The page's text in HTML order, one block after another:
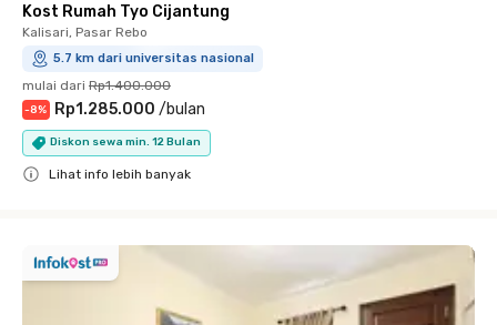
Kost Rumah Tyo Cijantung
Kalisari, Pasar Rebo
5.7 km dari universitas nasional
mulai dari Rp1.400.000
-8% Rp1.285.000 /bulan
Diskon sewa min. 12 Bulan
Lihat info lebih banyak